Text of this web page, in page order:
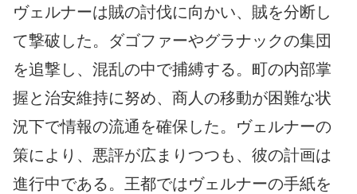
ヴェルナーは賊の討伐に向かい、賊を分断し
て撃破した。ダゴファーやグラナックの集団
を追撃し、混乱の中で捕縛する。町の内部掌
握と治安維持に努め、商人の移動が困難な状
況下で情報の流通を確保した。ヴェルナーの
策により、悪評が広まりつつも、彼の計画は
進行中である。王都ではヴェルナーの手紙を